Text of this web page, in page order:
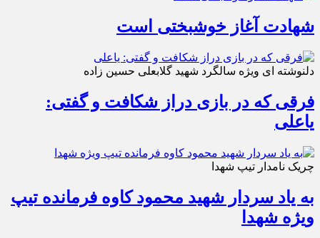
شهادت آغاز خوشبختی است
دلنوشته ای ویژه سالگرد شهید گلابعلی حسین زاده
فرقی که در بازی دراز شکافت و گفتی:
یاعلی
چریک نامدار تیپ شهدا
به یاد سردار شهید محمود کاوه فرمانده تیپ
ویژه شهدا